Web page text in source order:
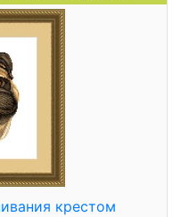
крестом